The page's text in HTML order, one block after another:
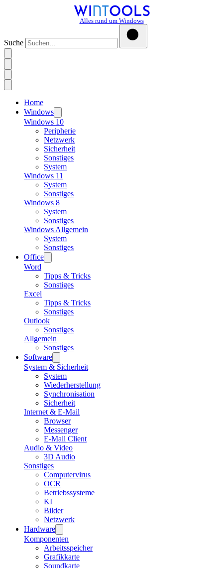
Alles rund um Windows
Suche
Home
Windows
Windows 10
Peripherie
Netzwerk
Sicherheit
Sonstiges
System
Windows 11
System
Sonstiges
Windows 8
System
Sonstiges
Windows Allgemein
System
Sonstiges
Office
Word
Tipps & Tricks
Sonstiges
Excel
Tipps & Tricks
Sonstiges
Outlook
Sonstiges
Allgemein
Sonstiges
Software
System & Sicherheit
System
Wiederherstellung
Synchronisation
Sicherheit
Internet & E-Mail
Browser
Messenger
E-Mail Client
Audio & Video
3D Audio
Sonstiges
Computervirus
OCR
Betriebssysteme
KI
Bilder
Netzwerk
Hardware
Komponenten
Arbeitsspeicher
Grafikkarte
Soundkarte